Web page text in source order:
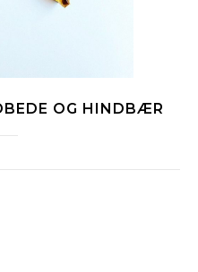
OG HINDBÆR